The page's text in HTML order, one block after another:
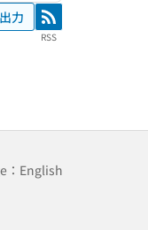
力 RSS
RSS
：English